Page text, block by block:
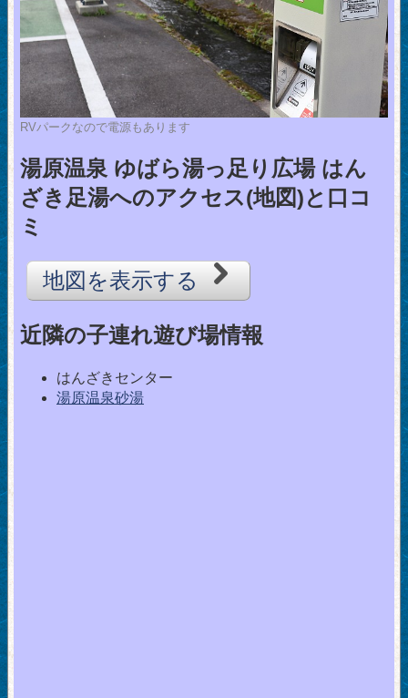
RVパークなので電源もあります
湯原温泉 ゆばら湯っ足り広場 はん
ざき足湯へのアクセス(地図)と口コ
ミ
地図を表示する
近隣の子連れ遊び場情報
はんざきセンター
湯原温泉砂湯